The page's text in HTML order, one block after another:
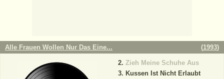
Alle Frauen Wollen Nur Das Eine... (1993)
Zieh Meine Schuhe Aus
Kussen Ist Nicht Erlaubt